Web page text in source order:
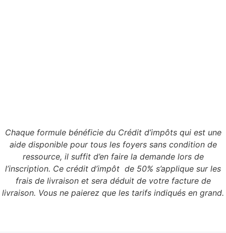
Chaque formule bénéficie du Crédit d’impôts qui est une
aide disponible pour tous les foyers sans condition de
ressource, il suffit d’en faire la demande lors de
l’inscription. Ce crédit d’impôt de 50% s’applique sur les
frais de livraison et sera déduit de votre facture de
livraison. Vous ne paierez que les tarifs indiqués en grand.